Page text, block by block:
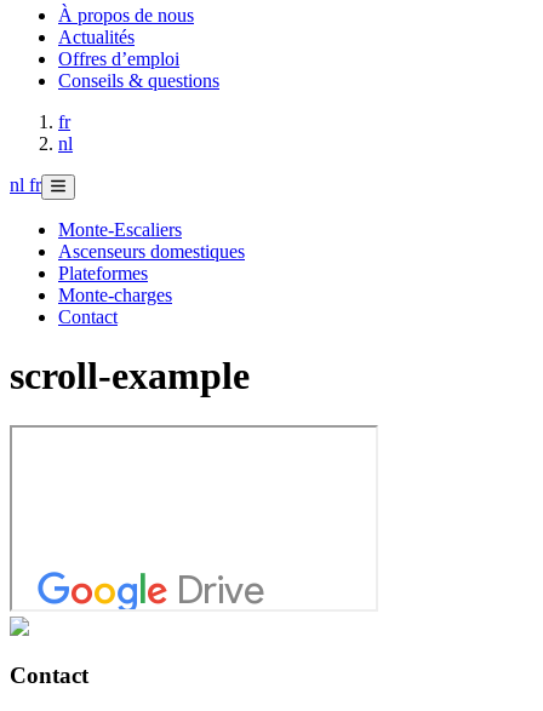
À propos de nous
Actualités
Offres d’emploi
Conseils & questions
fr
nl
nl fr
Monte-Escaliers
Ascenseurs domestiques
Plateformes
Monte-charges
Contact
scroll-example
Contact